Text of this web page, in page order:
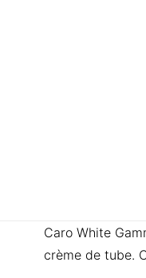
Caro White
crème de tube.